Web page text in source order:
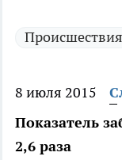
Происшествия
8 июля 2015
Показатель
2,6 раза